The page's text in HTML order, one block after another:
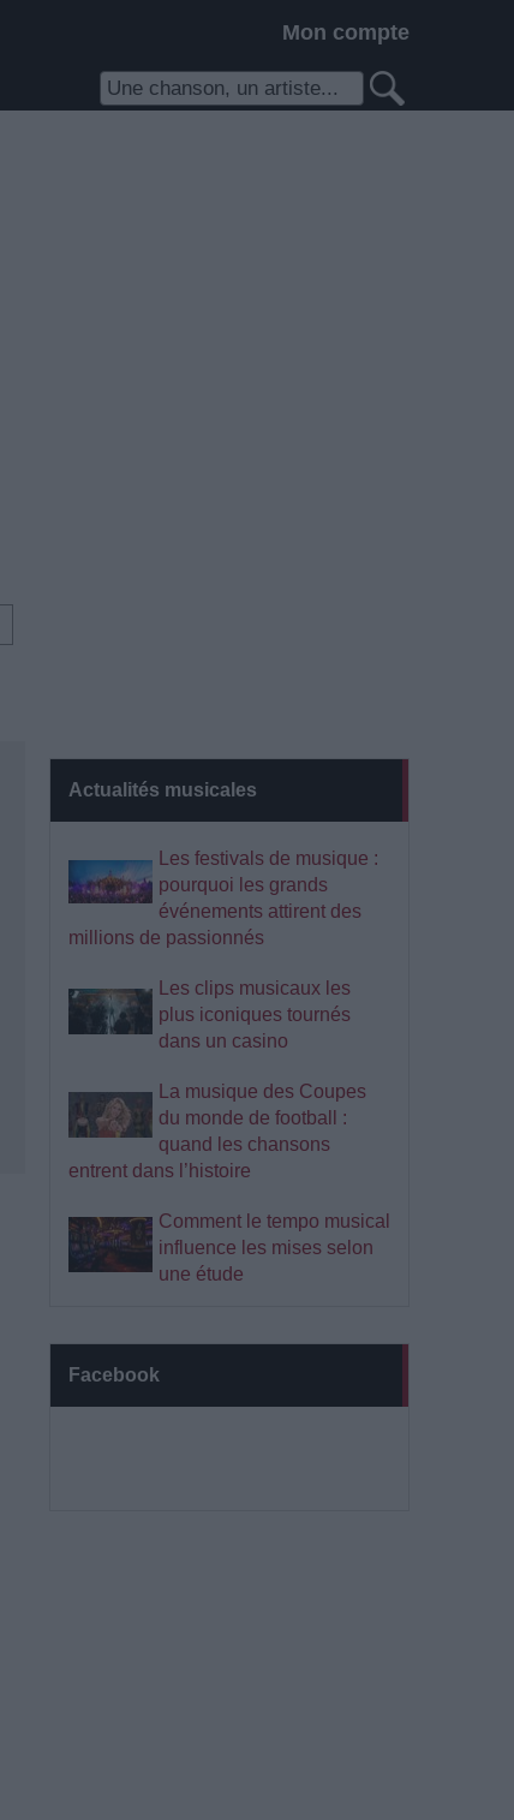
Mon compte
Actualités musicales
Les festivals de musique :
pourquoi les grands
événements attirent des
millions de passionnés
Les clips musicaux les
plus iconiques tournés
dans un casino
La musique des Coupes
du monde de football :
quand les chansons
entrent dans l’histoire
Comment le tempo musical
influence les mises selon
une étude
Facebook